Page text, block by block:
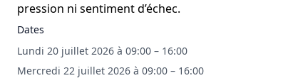
pression ni sentiment d’échec.
Dates
Lundi 20 juillet 2026 à 09:00 – 16:00
Mercredi 22 juillet 2026 à 09:00 – 16:00